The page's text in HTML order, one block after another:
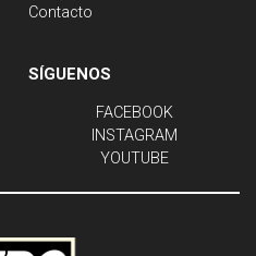
Contacto
SÍGUENOS
FACEBOOK
INSTAGRAM
YOUTUBE